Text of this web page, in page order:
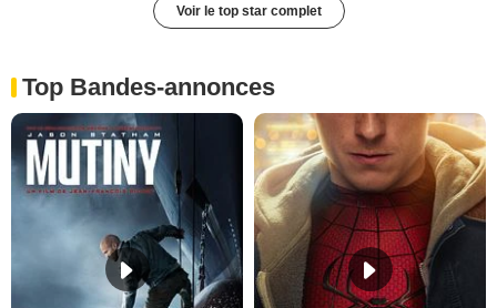
Voir le top star complet
Top Bandes-annonces